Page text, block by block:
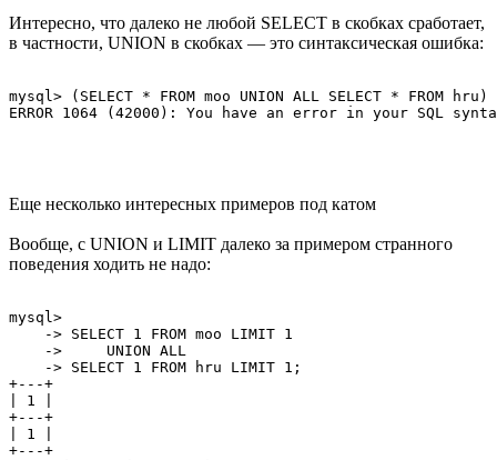
Интересно, что далеко не любой SELECT в скобках сработает,
в частности, UNION в скобках — это синтаксическая ошибка:
mysql> (SELECT * FROM moo UNION ALL SELECT * FROM
Еще несколько интересных примеров под катом
Вообще, с UNION и LIMIT далеко за примером странного
поведения ходить не надо:
mysql>
    -> SELECT 1 FROM moo LIMIT 1
    ->     UNION ALL
    -> SELECT 1 FROM hru LIMIT 1;
+---+
| 1 |
+---+
| 1 |
+---+